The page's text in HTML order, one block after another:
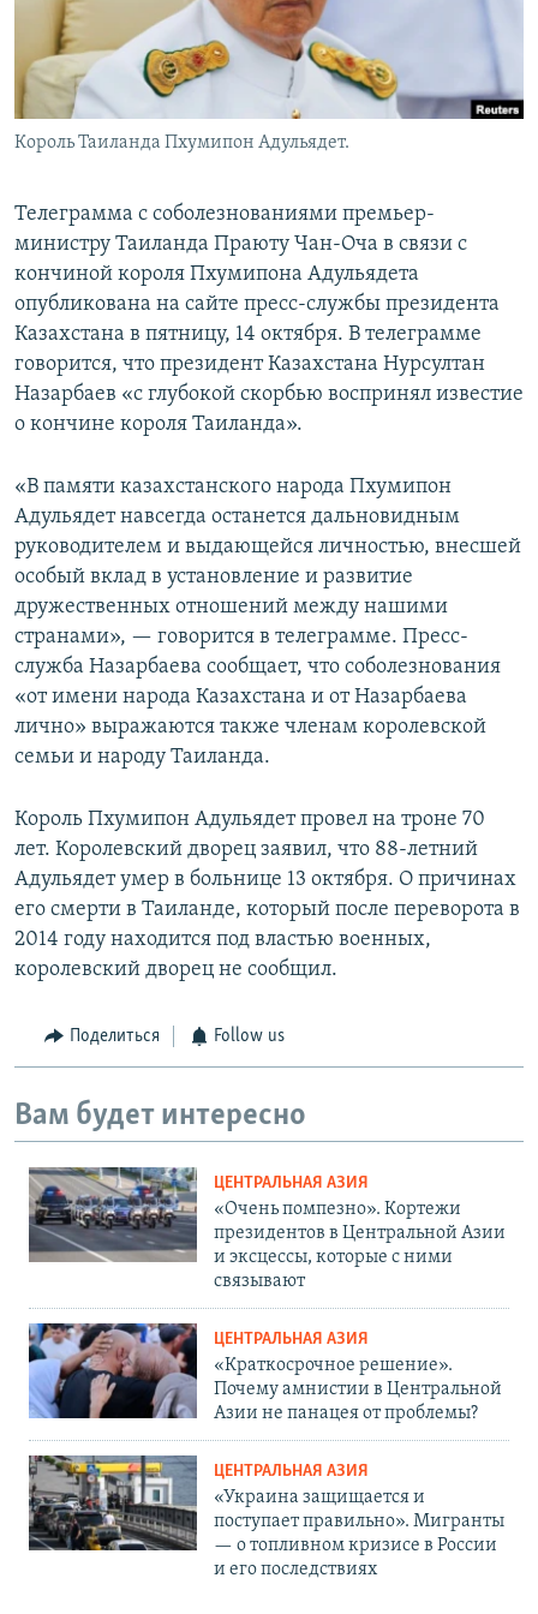
Король Таиланда Пхумипон Адульядет.
Телеграмма с соболезнованиями премьер-
министру Таиланда Праюту Чан-Оча в связи с
кончиной короля Пхумипона Адульядета
опубликована на сайте пресс-службы президента
Казахстана в пятницу, 14 октября. В телеграмме
говорится, что президент Казахстана Нурсултан
Назарбаев «с глубокой скорбью воспринял известие
о кончине короля Таиланда».
«В памяти казахстанского народа Пхумипон
Адульядет навсегда останется дальновидным
руководителем и выдающейся личностью, внесшей
особый вклад в установление и развитие
дружественных отношений между нашими
странами», — говорится в телеграмме. Пресс-
служба Назарбаева сообщает, что соболезнования
«от имени народа Казахстана и от Назарбаева
лично» выражаются также членам королевской
семьи и народу Таиланда.
Король Пхумипон Адульядет провел на троне 70
лет. Королевский дворец заявил, что 88-летний
Адульядет умер в больнице 13 октября. О причинах
его смерти в Таиланде, который после переворота в
2014 году находится под властью военных,
королевский дворец не сообщил.
Поделиться Follow us
Вам будет интересно
ЦЕНТРАЛЬНАЯ АЗИЯ
«Очень помпезно». Кортежи
президентов в Центральной Азии
и эксцессы, которые с ними
связывают
ЦЕНТРАЛЬНАЯ АЗИЯ
«Краткосрочное решение».
Почему амнистии в Центральной
Азии не панацея от проблемы?
ЦЕНТРАЛЬНАЯ АЗИЯ
«Украина защищается и
поступает правильно». Мигранты
— о топливном кризисе в России
и его последствиях